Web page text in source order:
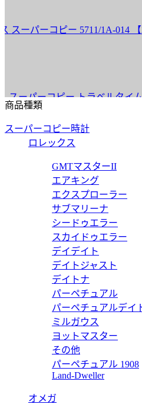
パーコピー 5711/1A-014 【
パーコピー トラベルタイム ク
ーコピー 7010/1G-011 【2017
ーコピー 5711/1R-001 【2017
パーコピー 5990/1A-001 トラ
ーコピー 7118/1A-001 【2017
商品種類
スーパーコピー時計
ロレックス
GMTマスターII
エアキング
エクスプローラー
サブマリーナ
シードゥエラー
スカイドゥエラー
デイデイト
デイトジャスト
デイトナ
パーペチュアル
パーペチュアルデイ
ミルガウス
ヨットマスター
その他
パーペチュアル 1908
Land-Dweller
オメガ